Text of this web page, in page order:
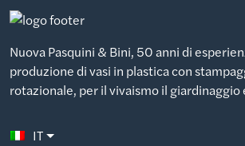
Nuova Pasquini & Bini, 50 anni di
produzione di vasi in plastica con
rotazionale, per il vivaismo il giardinaggio
IT